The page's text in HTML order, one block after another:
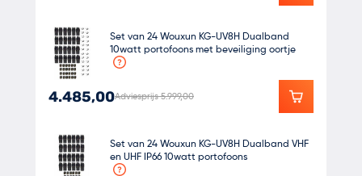
Set van 24 Wouxun KG-UV8H Dualband
10watt portofoons met beveiliging oortje
4.485,00Adviesprijs 5.999,00
Set van 24 Wouxun KG-UV8H Dualband VHF
en UHF IP66 10watt portofoons